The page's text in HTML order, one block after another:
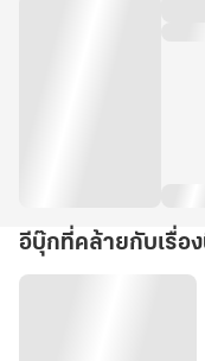
อีบุ๊กที่คล้ายกับเรื่อ